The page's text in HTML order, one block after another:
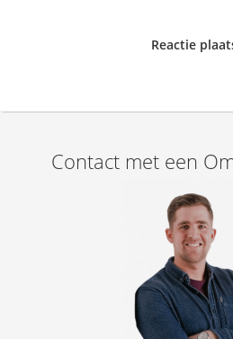
Reactie
Contact met een